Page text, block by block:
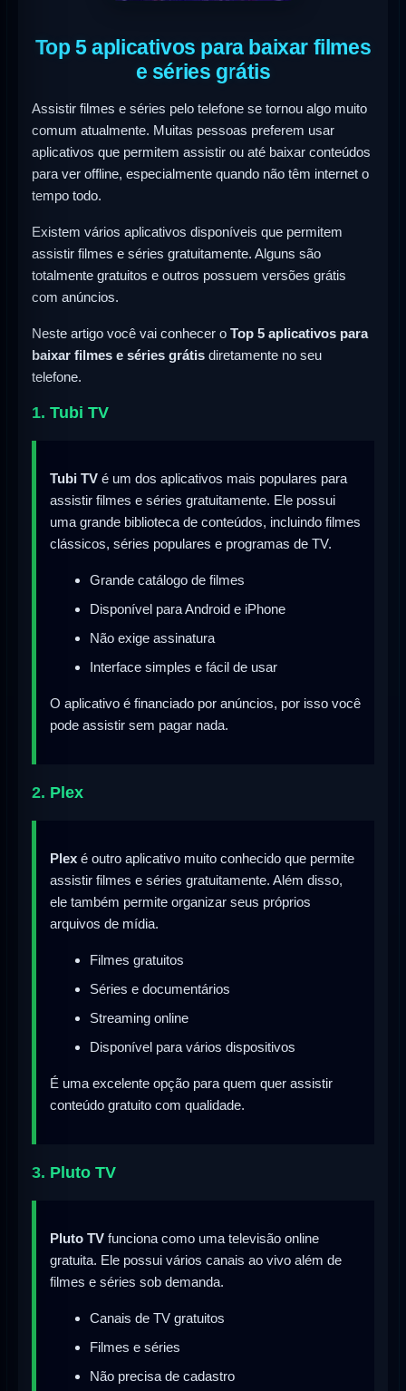
Top 5 aplicativos para baixar filmes
e séries grátis
Assistir filmes e séries pelo telefone se tornou algo muito
comum atualmente. Muitas pessoas preferem usar
aplicativos que permitem assistir ou até baixar conteúdos
para ver offline, especialmente quando não têm internet o
tempo todo.
Existem vários aplicativos disponíveis que permitem
assistir filmes e séries gratuitamente. Alguns são
totalmente gratuitos e outros possuem versões grátis
com anúncios.
Neste artigo você vai conhecer o Top 5 aplicativos para
baixar filmes e séries grátis diretamente no seu
telefone.
1. Tubi TV
Tubi TV é um dos aplicativos mais populares para
assistir filmes e séries gratuitamente. Ele possui
uma grande biblioteca de conteúdos, incluindo filmes
clássicos, séries populares e programas de TV.
Grande catálogo de filmes
Disponível para Android e iPhone
Não exige assinatura
Interface simples e fácil de usar
O aplicativo é financiado por anúncios, por isso você
pode assistir sem pagar nada.
2. Plex
Plex é outro aplicativo muito conhecido que permite
assistir filmes e séries gratuitamente. Além disso,
ele também permite organizar seus próprios
arquivos de mídia.
Filmes gratuitos
Séries e documentários
Streaming online
Disponível para vários dispositivos
É uma excelente opção para quem quer assistir
conteúdo gratuito com qualidade.
3. Pluto TV
Pluto TV funciona como uma televisão online
gratuita. Ele possui vários canais ao vivo além de
filmes e séries sob demanda.
Canais de TV gratuitos
Filmes e séries
Não precisa de cadastro